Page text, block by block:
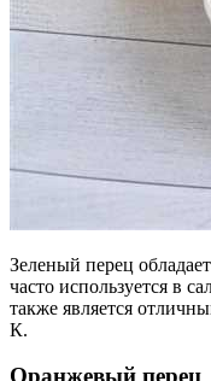
Зеленый перец
часто используется в
также является
К.
Оранжевый перец